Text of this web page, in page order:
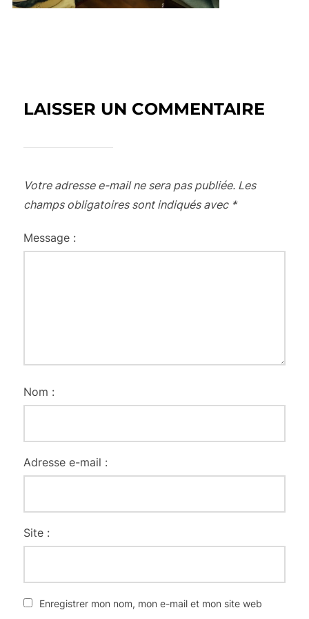
LAISSER UN COMMENTAIRE
Votre adresse e-mail ne sera pas publiée. Les
champs obligatoires sont indiqués avec *
Message :
Nom :
Adresse e-mail :
Site :
Enregistrer mon nom, mon e-mail et mon site web